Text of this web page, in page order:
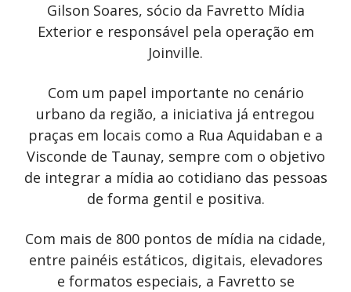
Gilson Soares, sócio da Favretto Mídia
Exterior e responsável pela operação em
Joinville.
Com um papel importante no cenário
urbano da região, a iniciativa já entregou
praças em locais como a Rua Aquidaban e a
Visconde de Taunay, sempre com o objetivo
de integrar a mídia ao cotidiano das pessoas
de forma gentil e positiva.
Com mais de 800 pontos de mídia na cidade,
entre painéis estáticos, digitais, elevadores
e formatos especiais, a Favretto se